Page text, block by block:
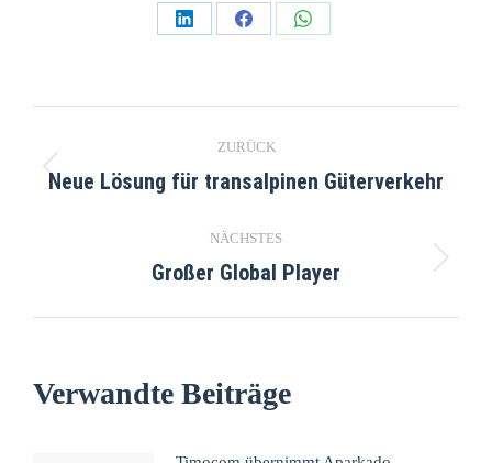
ZURÜCK
Neue Lösung für transalpinen Güterverkehr
NÄCHSTES
Großer Global Player
Verwandte Beiträge